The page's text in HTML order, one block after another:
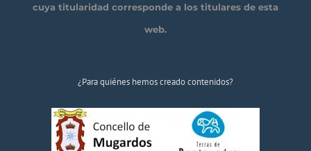
cuya titularidad corresponde a los titulares de esta
web.
¿Para quiénes hemos creado contenidos?